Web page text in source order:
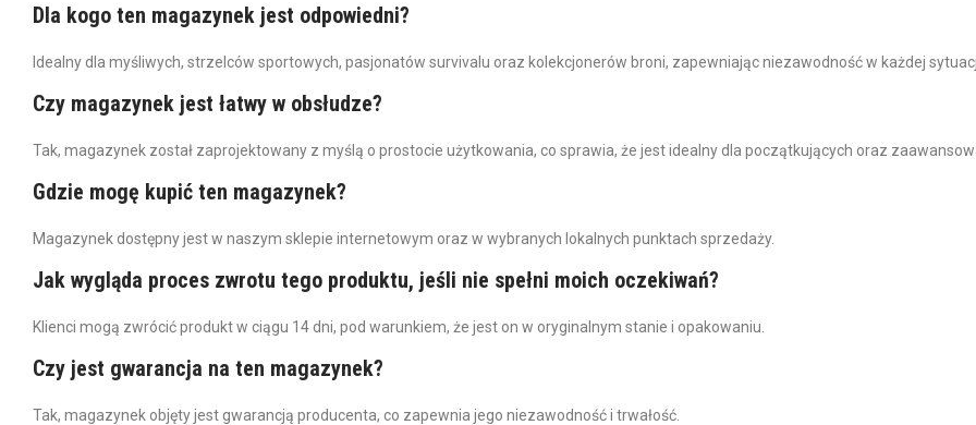
Dla kogo ten magazynek jest odpowiedni?
Idealny dla myśliwych, strzelców sportowych, pasjonatów survivalu oraz kolekcjonerów broni, zapewniając niezawodność w każdej
Czy magazynek jest łatwy w obsłudze?
Tak, magazynek został zaprojektowany z myślą o prostocie użytkowania, co sprawia, że jest idealny dla początkujących oraz
Gdzie mogę kupić ten magazynek?
Magazynek dostępny jest w naszym sklepie internetowym oraz w wybranych lokalnych punktach sprzedaży.
Jak wygląda proces zwrotu tego produktu, jeśli nie spełni moich oczekiwań?
Klienci mogą zwrócić produkt w ciągu 14 dni, pod warunkiem, że jest on w oryginalnym stanie i opakowaniu.
Czy jest gwarancja na ten magazynek?
Tak, magazynek objęty jest gwarancją producenta, co zapewnia jego niezawodność i trwałość.